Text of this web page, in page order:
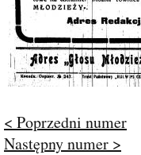
< Poprzedni numer
Następny numer >